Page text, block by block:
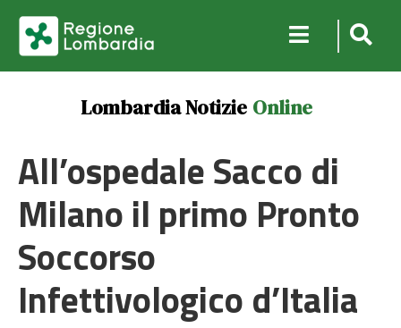
Lombardia Notizie Online
All’ospedale Sacco di
Milano il primo Pronto
Soccorso
Infettivologico d’Italia